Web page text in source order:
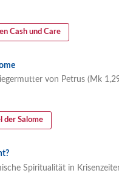
Cash und Care
von Petrus (Mk
der Salome
Spiritualität in